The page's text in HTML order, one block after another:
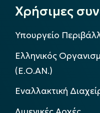
Χρήσιμες
Υπουργείο
Ελληνικός
(Ε.Ο.ΑΝ.)
Εναλλακτική